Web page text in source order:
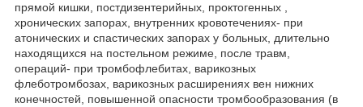
прямой кишки, постдизентерийных, проктогенных ,
хронических запорах, внутренних кровотечениях- при
атонических и спастических запорах у больных, длительно
находящихся на постельном режиме, после травм,
операций- при тромбофлебитах, варикозных
флеботромбозах, варикозных расширениях вен нижних
конечностей, повышенной опасности тромбообразования (в